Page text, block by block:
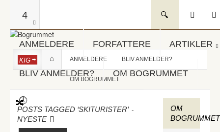
4
ANMELDERE FORFATTERE ARTIKLER
BLIV ANMELDER? OM BOGRUMMET
KIG ANMELDERE BLIV ANMELDER?
OM BOGRUMMET
POSTS TAGGED ‘SKITURISTER’ -
NYESTE
OM
BOGRUMMET